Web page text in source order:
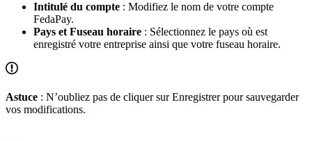
Intitulé du compte : Modifiez le nom de votre compte
FedaPay.
Pays et Fuseau horaire : Sélectionnez le pays où est
enregistré votre entreprise ainsi que votre fuseau horaire.
Astuce : N’oubliez pas de cliquer sur Enregistrer pour sauvegarder
vos modifications.